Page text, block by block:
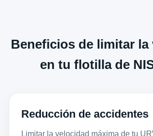
Beneficios de limitar la
en tu flotilla de
Reducción de accidentes
Limitar la velocidad máxima de tu